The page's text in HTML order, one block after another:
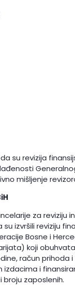
su revizija
mišljenje
za reviziju
izvršili reviziju
Bosne i
koji
račun prihoda
izdacima i
zaposlenih.